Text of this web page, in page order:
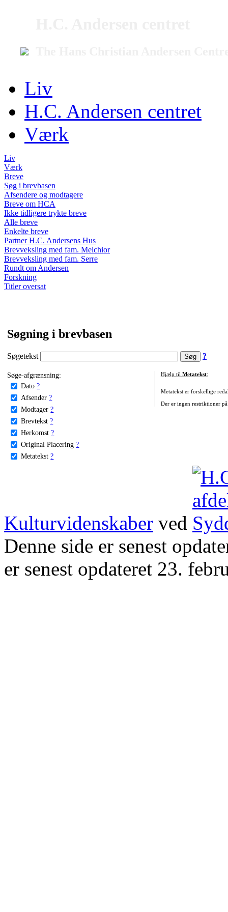
Liv
H.C. Andersen centret
Værk
Liv
Værk
Breve
Søg i brevbasen
Afsendere og modtagere
Breve om HCA
Ikke tidligere trykte breve
Alle breve
Enkelte breve
Partner H.C. Andersens Hus
Brevveksling med fam. Melchior
Brevveksling med fam. Serre
Rundt om Andersen
Forskning
Titler oversat
Søgning i brevbasen
Søgetekst ?
Søge-afgrænsning:
Dato ?
Afsender ?
Modtager ?
Brevtekst ?
Herkomst ?
Original Placering ?
Metatekst ?
Hjælp til Metatekst:
Metatekst er forskellige
Der er ingen restriktioner
Kulturvidenskaber ved
Denne side er senest
er senest opdateret 23.